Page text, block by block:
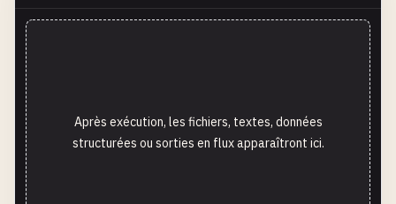
Après exécution, les fichiers, textes, données
structurées ou sorties en flux apparaîtront ici.